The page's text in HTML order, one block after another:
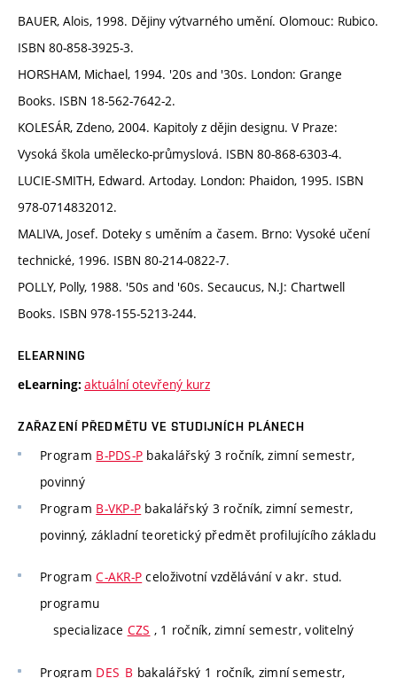
BAUER, Alois, 1998. Dějiny výtvarného umění. Olomouc: Rubico.
ISBN 80-858-3925-3.
HORSHAM, Michael, 1994. '20s and '30s. London: Grange
Books. ISBN 18-562-7642-2.
KOLESÁR, Zdeno, 2004. Kapitoly z dějin designu. V Praze:
Vysoká škola umělecko-průmyslová. ISBN 80-868-6303-4.
LUCIE-SMITH, Edward. Artoday. London: Phaidon, 1995. ISBN
978-0714832012.
MALIVA, Josef. Doteky s uměním a časem. Brno: Vysoké učení
technické, 1996. ISBN 80-214-0822-7.
POLLY, Polly, 1988. '50s and '60s. Secaucus, N.J: Chartwell
Books. ISBN 978-155-5213-244.
ELEARNING
eLearning: aktuální otevřený kurz
ZAŘAZENÍ PŘEDMĚTU VE STUDIJNÍCH PLÁNECH
Program B-PDS-P bakalářský 3 ročník, zimní semestr,
povinný
Program B-VKP-P bakalářský 3 ročník, zimní semestr,
povinný, základní teoretický předmět profilujícího základu
ProgramC-AKR-P celoživotní vzdělávání v akr. stud.
programu
specializace CZS , 1 ročník, zimní semestr, volitelný
Program DES_B bakalářský 1 ročník, zimní semestr,